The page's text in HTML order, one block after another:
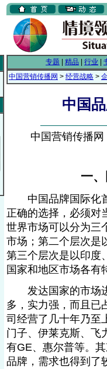
专题 精品 行业
中国营销传播网 > 经营战略 >
中国
中国营销传播
一
中国品牌国际化首
正确的选择，必须对
世界市场可以分为三
市场；第二个层次是
第三个层次是以印度
国家和地区市场各有
发达国家的市场进
多，实力强，而且已
司经营了几十年乃至
门子、伊莱克斯、飞
有GE、惠尔普等。
品牌，需求也得到了